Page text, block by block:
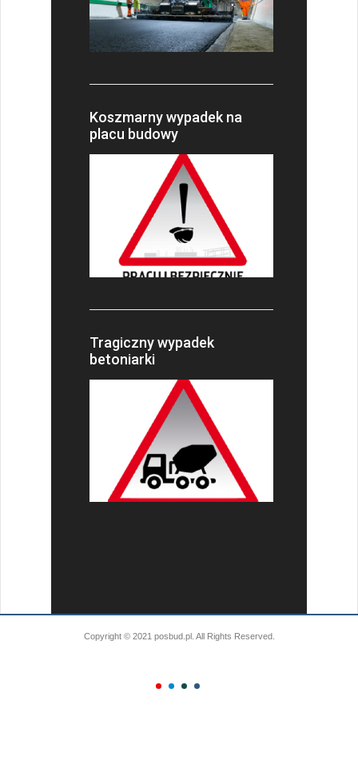
Koszmarny wypadek na
placu budowy
Tragiczny wypadek
betoniarki
Copyright © 2021 posbud.pl. All Rights Reserved.